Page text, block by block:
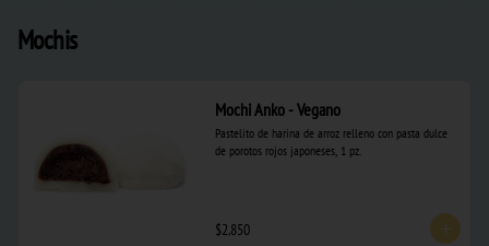
Mochis
Mochi Anko - Vegano
Pastelito de harina de arroz relleno con pasta dulce
de porotos rojos japoneses, 1 pz.
$2.850